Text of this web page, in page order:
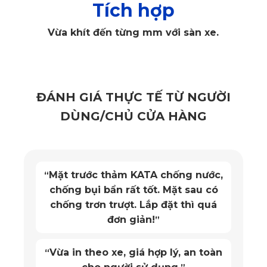
Thảm lót sàn XL7
✔️ Vừa khít sàn xe từng mm
bảo về thẩm mỹ và khả năng chống xê dịch thảm khi sử
Tích hợp
Vừa khít đến từng mm với sàn xe.
ĐÁNH GIÁ THỰC TẾ TỪ NGƯỜI
DÙNG/CHỦ CỬA HÀNG
“Mặt trước thảm KATA chống nước,
chống bụi bẩn rất tốt. Mặt sau có
chống trơn trượt. Lắp đặt thì quá
đơn giản!”
“Vừa in theo xe, giá hợp lý, an toàn